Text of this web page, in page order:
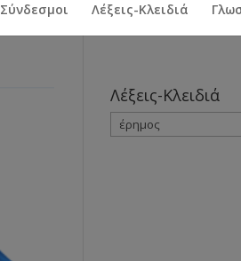
Σύνδεσμοι Λέξεις-Κλειδιά
Λέξεις-Κλειδιά